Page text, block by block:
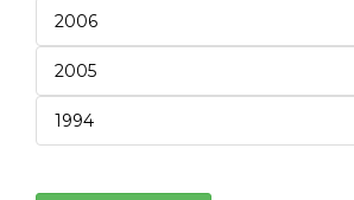
2006
2005
1994